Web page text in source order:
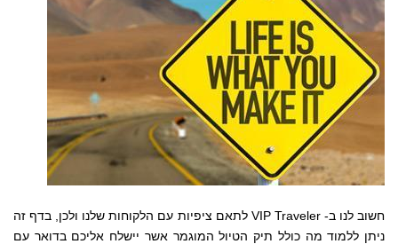
חשוב לנו ב- VIP Traveler לתאם ציפיות עם הלקוחות שלנו ולכן, בדף זה
ניתן ללמוד מה כולל תיק הטיול המוגמר אשר יישלח אליכם בדואר עם